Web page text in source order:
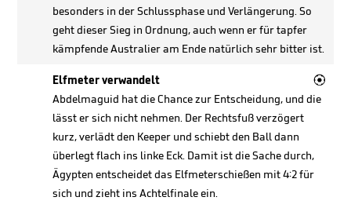
besonders in der Schlussphase und Verlängerung. So
geht dieser Sieg in Ordnung, auch wenn er für tapfer
kämpfende Australier am Ende natürlich sehr bitter ist.
Elfmeter verwandelt 
Abdelmaguid hat die Chance zur Entscheidung, und die
lässt er sich nicht nehmen. Der Rechtsfuß verzögert
kurz, verlädt den Keeper und schiebt den Ball dann
überlegt flach ins linke Eck. Damit ist die Sache durch,
Ägypten entscheidet das Elfmeterschießen mit 4:2 für
sich und zieht ins Achtelfinale ein.